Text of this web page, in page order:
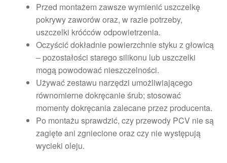
Przed montażem zawsze wymienić uszczelkę
pokrywy zaworów oraz, w razie potrzeby,
uszczelki króćców odpowietrzenia.
Oczyścić dokładnie powierzchnie styku z głowicą
– pozostałości starego silikonu lub uszczelki
mogą powodować nieszczelności.
Używać zestawu narzędzi umożliwiającego
równomierne dokręcanie śrub; stosować
momenty dokręcania zalecane przez producenta.
Po montażu sprawdzić, czy przewody PCV nie są
zagięte ani zgniecione oraz czy nie występują
wycieki oleju.